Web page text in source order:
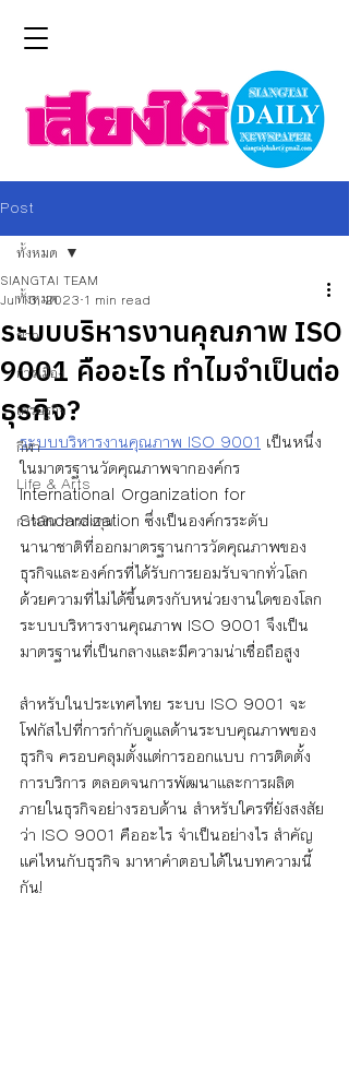
Post
ทั้งหมด
ข่าว
การเมือง
เศรษฐกิจ
กีฬา
Life & Arts
การเงิน การลงทุน
ทั้งหมด
ระบบบริหารงานคุณภาพ ISO
9001 คืออะไร ทำไมจำเป็นต่อ
ธุรกิจ?
SIANGTAI TEAM
Jul 13, 2023 1 min read
ระบบบริหารงานคุณภาพ ISO 9001 เป็นหนึ่ง
ในมาตรฐานวัดคุณภาพจากองค์กร
International Organization for
Standardization ซึ่งเป็นองค์กรระดับ
นานาชาติที่ออกมาตรฐานการวัดคุณภาพของ
ธุรกิจและองค์กรที่ได้รับการยอมรับจากทั่วโลก
ด้วยความที่ไม่ได้ขึ้นตรงกับหน่วยงานใดของโลก
ระบบบริหารงานคุณภาพ ISO 9001 จึงเป็น
มาตรฐานที่เป็นกลางและมีความน่าเชื่อถือสูง
สำหรับในประเทศไทย ระบบ ISO 9001 จะ
โฟกัสไปที่การกำกับดูแลด้านระบบคุณภาพของ
ธุรกิจ ครอบคลุมตั้งแต่การออกแบบ การติดตั้ง
การบริการ ตลอดจนการพัฒนาและการผลิต
ภายในธุรกิจอย่างรอบด้าน สำหรับใครที่ยังสงสัย
ว่า ISO 9001 คืออะไร จำเป็นอย่างไร สำคัญ
แค่ไหนกับธุรกิจ มาหาคำตอบได้ในบทความนี้
กัน!